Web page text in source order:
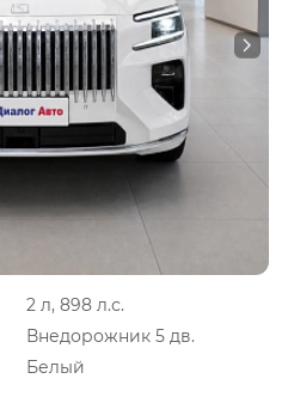
2 л, 898 л.с.
Внедорожник 5 дв.
Белый